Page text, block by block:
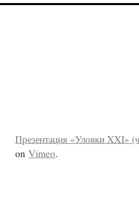
Презентация «Уловки XXI»
on Vimeo.